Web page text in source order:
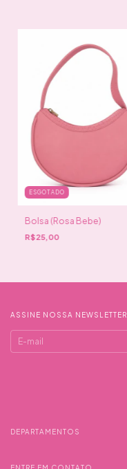
ESGOTADO
Bolsa (Rosa Bebe)
R$25,00
ASSINE NOSSA NEWSLETTER
DEPARTAMENTOS